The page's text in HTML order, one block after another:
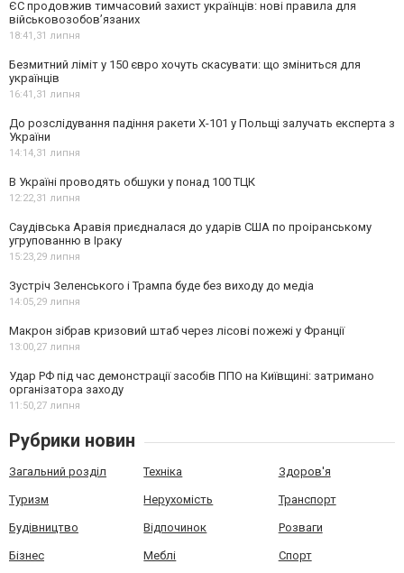
ЄС продовжив тимчасовий захист українців: нові правила для
військовозобов’язаних
18:41,31 липня
Безмитний ліміт у 150 євро хочуть скасувати: що зміниться для
українців
16:41,31 липня
До розслідування падіння ракети Х-101 у Польщі залучать експерта з
України
14:14,31 липня
В Україні проводять обшуки у понад 100 ТЦК
12:22,31 липня
Саудівська Аравія приєдналася до ударів США по проіранському
угрупованню в Іраку
15:23,29 липня
Зустріч Зеленського і Трампа буде без виходу до медіа
14:05,29 липня
Макрон зібрав кризовий штаб через лісові пожежі у Франції
13:00,27 липня
Удар РФ під час демонстрації засобів ППО на Київщині: затримано
організатора заходу
11:50,27 липня
Рубрики новин
Загальний розділ Техніка Здоров'я
Туризм Нерухомість Транспорт
Будівництво Відпочинок Розваги
Бізнес Меблі Спорт